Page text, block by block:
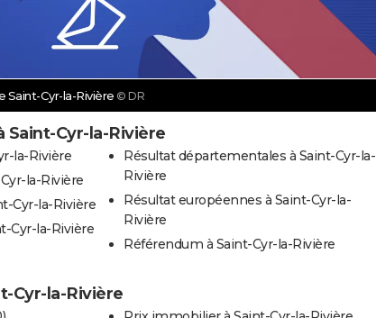
Cyr-la-Rivière © DR
Cyr-la-Rivière
la-Rivière
la-Rivière
Cyr-la-Rivière
Cyr-la-Rivière
Résultat départementales à Saint-Cyr-la-
Rivière
Résultat européennes à Saint-Cyr-la-
Rivière
Référendum à Saint-Cyr-la-Rivière
Cyr-la-Rivière